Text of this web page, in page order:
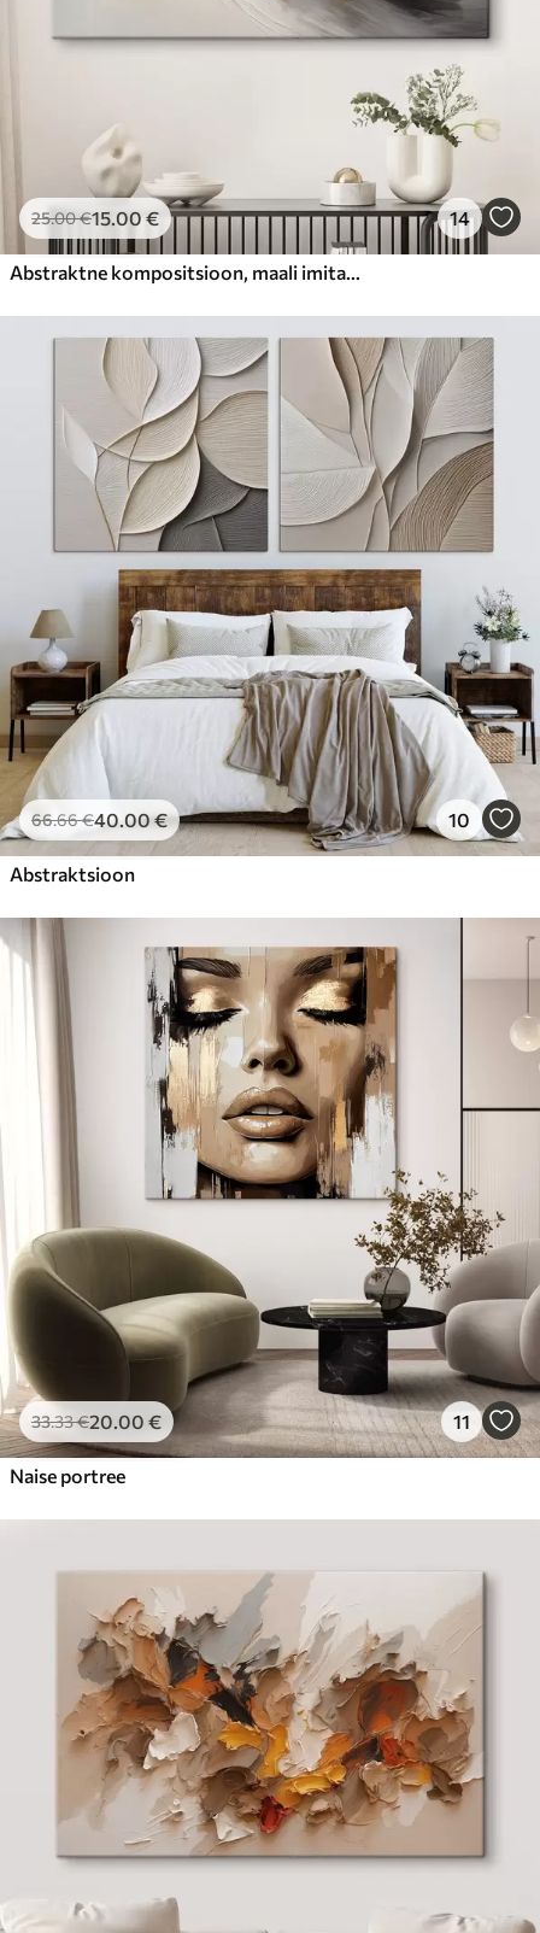
25.00€15.00 € 14
Abstraktne kompositsioon, maali imitatsioon
66.66€40.00€ 10
Abstraktsioon
33.33€20.00 € 11
Naise portree